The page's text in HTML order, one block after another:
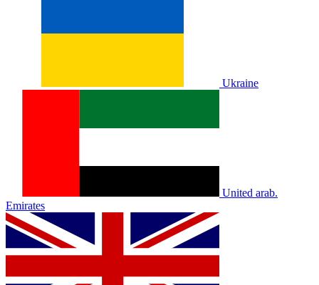
Ukraine
United arab.
Emirates